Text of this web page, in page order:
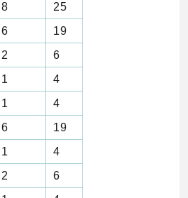
8
25
6
19
2
6
1
4
1
4
6
19
1
4
2
6